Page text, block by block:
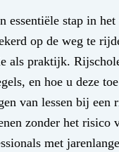
essentiële stap in
op de weg te
als praktijk.
en hoe u deze
van lessen bij een
zonder het risico
met